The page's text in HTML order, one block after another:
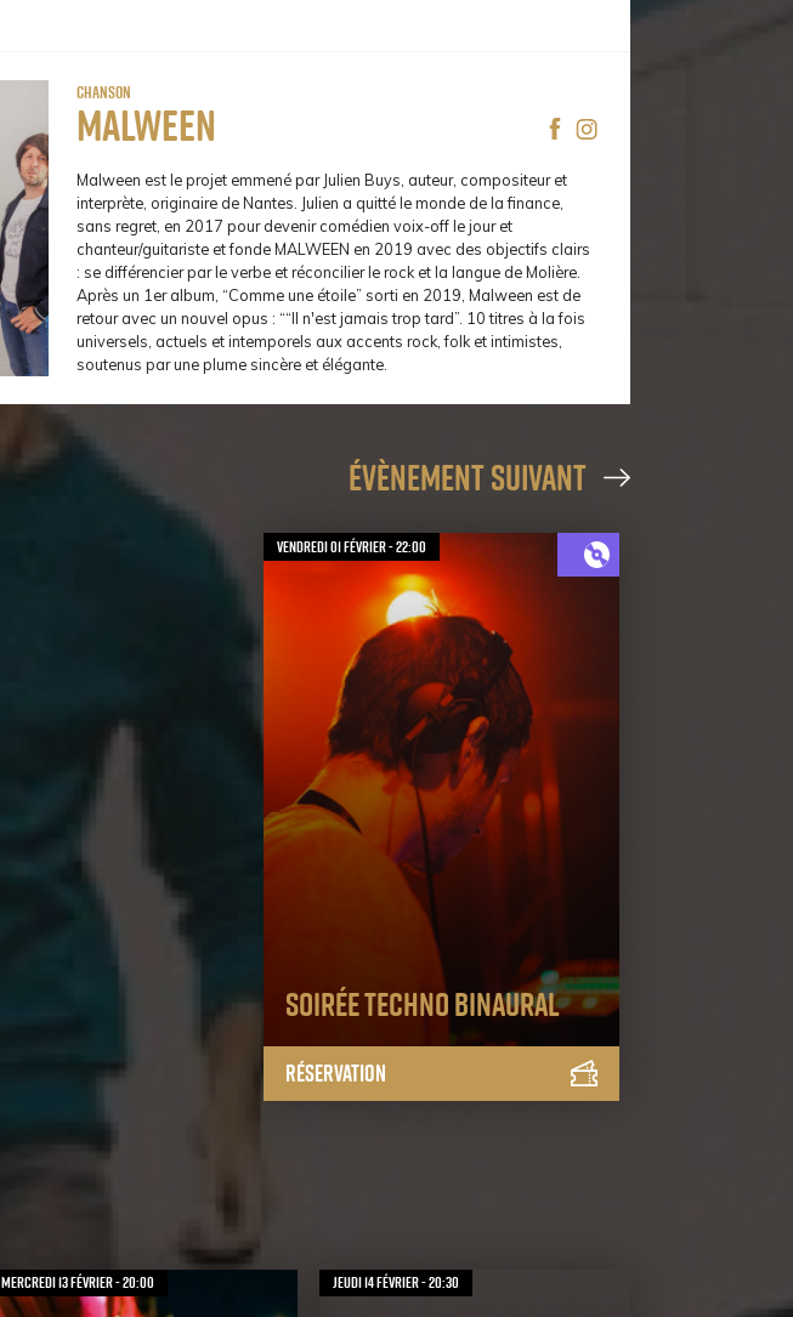
Chanson
Malween
Malween est le projet emmené par Julien Buys, auteur, compositeur et
interprète, originaire de Nantes. Julien a quitté le monde de la finance,
sans regret, en 2017 pour devenir comédien voix-off le jour et
chanteur/guitariste et fonde MALWEEN en 2019 avec des objectifs clairs
: se différencier par le verbe et réconcilier le rock et la langue de Molière.
Après un 1er album, “Comme une étoile” sorti en 2019, Malween est de
retour avec un nouvel opus : ““Il n'est jamais trop tard”. 10 titres à la fois
universels, actuels et intemporels aux accents rock, folk et intimistes,
soutenus par une plume sincère et élégante.
évènement suivant
vendredi 01 février - 22:00
Soirée Techno Binaural
Réservation
mercredi 13 février - 20:00 jeudi 14 février - 20:30